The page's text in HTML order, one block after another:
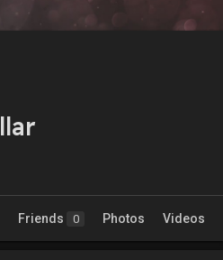
Friends 0 Photos Videos